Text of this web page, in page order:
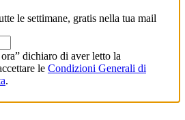
le settimane, gratis nella tua mail
dichiaro di aver letto la
le Condizioni Generali di
.